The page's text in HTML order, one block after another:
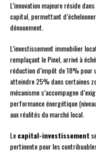
L’innovation majeure réside
capital, permettant
dénouement.
L’investissement immobilier
remplaçant le Pinel, arrivé à
réduction d’impôt de 18% pour
atteindre 25% dans certaines
mécanisme s’accompagne
performance énergétique
aux réalités du marché local.
Lecapital-investissement
pertinente pour les